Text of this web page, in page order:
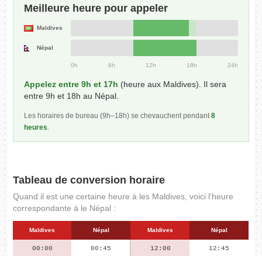
Meilleure heure pour appeler
Maldives
Népal
0h 6h 12h 18h 24h
Appelez entre 9h et 17h (heure aux Maldives). Il sera
entre 9h et 18h au Népal.
Les horaires de bureau (9h–18h) se chevauchent pendant8
heures.
Tableau de conversion horaire
Quand il est une certaine heure à les Maldives, voici l'heure
correspondante à le Népal :
Maldives Népal Maldives Népal
00:00 00:45 12:00 12:45